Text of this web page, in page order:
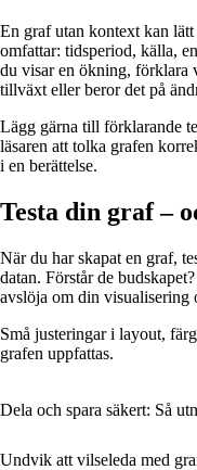
En graf utan kontext kan
omfattar: tidsperiod, källa,
du visar en ökning, förklara
tillväxt eller beror det på
Lägg gärna till förklarande
läsaren att tolka grafen
i en berättelse.
Testa din graf –
När du har skapat en graf,
datan. Förstår de
avslöja om din visualisering
Små justeringar i layout,
grafen uppfattas.
Dela och spara säkert: Så
Undvik att vilseleda med